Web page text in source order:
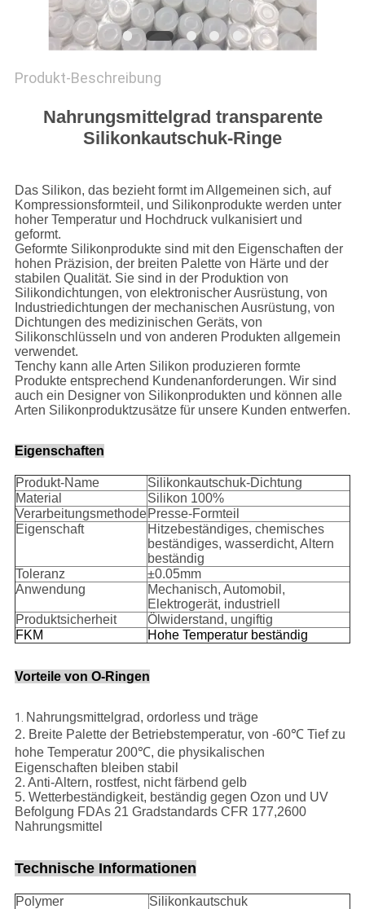
Produkt-Beschreibung
Nahrungsmittelgrad transparente
Silikonkautschuk-Ringe
Das Silikon, das bezieht formt im Allgemeinen sich, auf
Kompressionsformteil, und Silikonprodukte werden unter
hoher Temperatur und Hochdruck vulkanisiert und
geformt.
Geformte Silikonprodukte sind mit den Eigenschaften der
hohen Präzision, der breiten Palette von Härte und der
stabilen Qualität. Sie sind in der Produktion von
Silikondichtungen, von elektronischer Ausrüstung, von
Industriedichtungen der mechanischen Ausrüstung, von
Dichtungen des medizinischen Geräts, von
Silikonschlüsseln und von anderen Produkten allgemein
verwendet.
Tenchy kann alle Arten Silikon produzieren formte
Produkte entsprechend Kundenanforderungen. Wir sind
auch ein Designer von Silikonprodukten und können alle
Arten Silikonproduktzusätze für unsere Kunden entwerfen.
Eigenschaften
Produkt-Name
Silikonkautschuk-Dichtung
Material
Silikon 100%
VerarbeitungsmethodePresse-Formteil
Eigenschaft
Hitzebeständiges, chemisches
beständiges, wasserdicht, Altern
beständig
Toleranz
±0.05mm
Anwendung
Mechanisch, Automobil,
Elektrogerät, industriell
Produktsicherheit
Ölwiderstand, ungiftig
FKM
Hohe Temperatur beständig
Vorteile von O-Ringen
1. Nahrungsmittelgrad, ordorless und träge
2. Breite Palette der Betriebstemperatur, von -60℃ Tief zu
hohe Temperatur 200℃, die physikalischen
Eigenschaften bleiben stabil
2. Anti-Altern, rostfest, nicht färbend gelb
5. Wetterbeständigkeit, beständig gegen Ozon und UV
Befolgung FDAs 21 Gradstandards CFR 177,2600
Nahrungsmittel
Technische Informationen
Polymer Silikonkautschuk